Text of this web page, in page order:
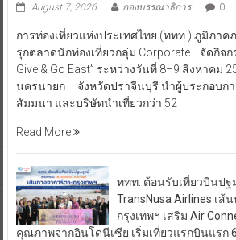
August 7, 2026 กองบรรณาธิการ 0
การท่องเที่ยวแห่งประเทศไทย (ททท.) ภูมิภา
รุกตลาดนักท่องเที่ยวกลุ่ม Corporate จัดกิจกร
Give & Go East” ระหว่างวันที่ 8–9 สิงหาคม
นครนายก จังหวัดปราจีนบุรี นำผู้ประกอบก
สัมมนา และบริษัทนำเที่ยวกว่า 52
Read More
ททท. ต้อนรับเที่ยวบินป
TransNusa Airlines เส้
กรุงเทพฯ เสริม Air
คุณภาพจากอินโดนีเซีย เริ่มเที่ยวแรกบินแรก